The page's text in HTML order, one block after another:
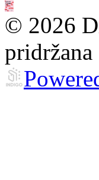
© 2026
pridržana